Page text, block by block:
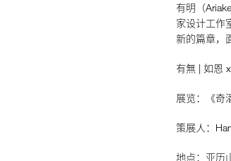
有明（
家设计工作
新的篇章，
有無 | 如恩
展览：《奇
策展人：
地点：亚历